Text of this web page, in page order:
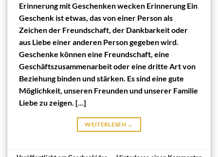
Erinnerung mit Geschenken wecken Erinnerung Ein
Geschenk ist etwas, das von einer Person als
Zeichen der Freundschaft, der Dankbarkeit oder
aus Liebe einer anderen Person gegeben wird.
Geschenke können eine Freundschaft, eine
Geschäftszusammenarbeit oder eine dritte Art von
Beziehung binden und stärken. Es sind eine gute
Möglichkeit, unseren Freunden und unserer Familie
Liebe zu zeigen. […]
WEITERLESEN →